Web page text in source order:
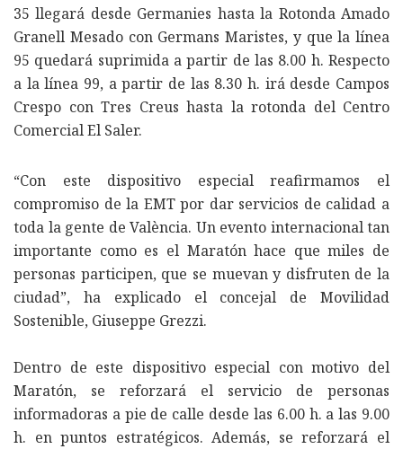
35 llegará desde Germanies hasta la Rotonda Amado
Granell Mesado con Germans Maristes, y que la línea
95 quedará suprimida a partir de las 8.00 h. Respecto
a la línea 99, a partir de las 8.30 h. irá desde Campos
Crespo con Tres Creus hasta la rotonda del Centro
Comercial El Saler.
“Con este dispositivo especial reafirmamos el
compromiso de la EMT por dar servicios de calidad a
toda la gente de València. Un evento internacional tan
importante como es el Maratón hace que miles de
personas participen, que se muevan y disfruten de la
ciudad”, ha explicado el concejal de Movilidad
Sostenible, Giuseppe Grezzi.
Dentro de este dispositivo especial con motivo del
Maratón, se reforzará el servicio de personas
informadoras a pie de calle desde las 6.00 h. a las 9.00
h. en puntos estratégicos. Además, se reforzará el